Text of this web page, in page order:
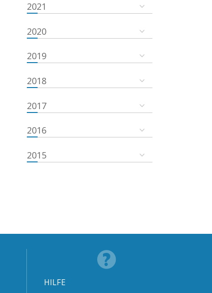
2021
2020
2019
2018
2017
2016
2015
HILFE